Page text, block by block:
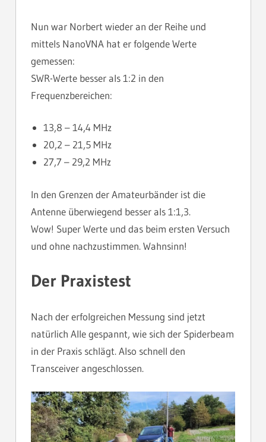
Nun war Norbert wieder an der Reihe und
mittels NanoVNA hat er folgende Werte
gemessen:
SWR-Werte besser als 1:2 in den
Frequenzbereichen:
13,8 – 14,4 MHz
20,2 – 21,5 MHz
27,7 – 29,2 MHz
In den Grenzen der Amateurbänder ist die
Antenne überwiegend besser als 1:1,3.
Wow! Super Werte und das beim ersten Versuch
und ohne nachzustimmen. Wahnsinn!
Der Praxistest
Nach der erfolgreichen Messung sind jetzt
natürlich Alle gespannt, wie sich der Spiderbeam
in der Praxis schlägt. Also schnell den
Transceiver angeschlossen.